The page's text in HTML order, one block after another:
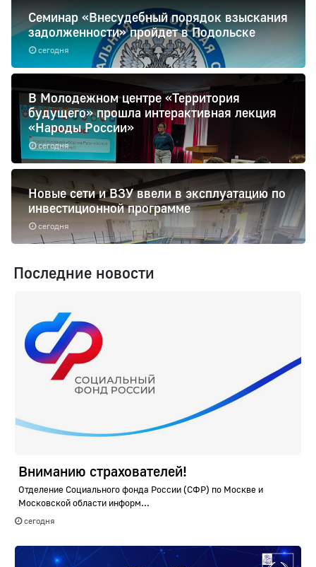
сегодня
Семинар «Внесудебный порядок взыскания
задолженности» пройдет в Подольске
сегодня
В Молодежном центре «Территория
будущего» прошла интерактивная лекция
«Народы России»
сегодня
Новые сети и ВЗУ ввели в эксплуатацию по
инвестиционной программе
Последние новости
Вниманию страхователей!
Отделение Социального фонда России (СФР) по Москве и
Московской области информ...
сегодня